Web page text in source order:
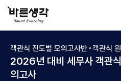
바
른
생
각
객관식 진도별 모의고사반 객관식
2026년 대비 세무사 객관
의고사